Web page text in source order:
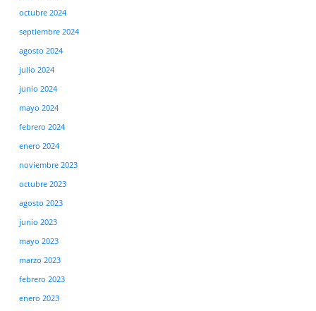
octubre 2024
septiembre 2024
agosto 2024
julio 2024
junio 2024
mayo 2024
febrero 2024
enero 2024
noviembre 2023
octubre 2023
agosto 2023
junio 2023
mayo 2023
marzo 2023
febrero 2023
enero 2023